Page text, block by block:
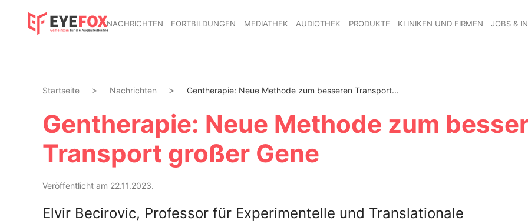
NACHRICHTEN FORTBILDUNGEN MEDIATHEK AUDIOTHEK PRODUKTE KLINIKEN UND FIRMEN JOBS &
Startseite Nachrichten Gentherapie: Neue Methode zum besseren Transport...
Gentherapie: Neue Methode zum
Transport großer Gene
Veröffentlicht am 22.11.2023.
Elvir Becirovic, Professor für Experimentelle und Translationale